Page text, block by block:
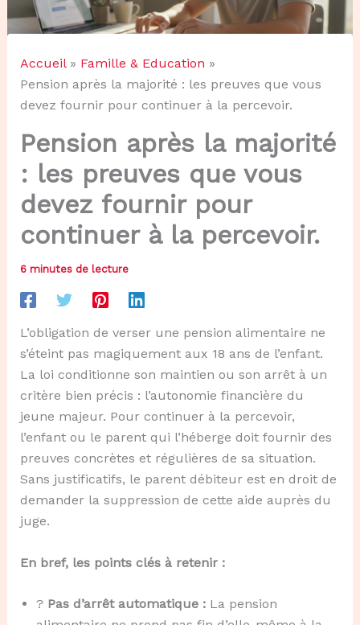
Accueil
Famille & Education
Pension après la majorité : les preuves que vous
devez fournir pour continuer à la percevoir.
Pension après la majorité
: les preuves que vous
devez fournir pour
continuer à la percevoir.
6 minutes de lecture
L’obligation de verser une pension alimentaire ne
s’éteint pas magiquement aux 18 ans de l’enfant.
La loi conditionne son maintien ou son arrêt à un
critère bien précis : l’autonomie financière du
jeune majeur. Pour continuer à la percevoir,
l’enfant ou le parent qui l’héberge doit fournir des
preuves concrètes et régulières de sa situation.
Sans justificatifs, le parent débiteur est en droit de
demander la suppression de cette aide auprès du
juge.
En bref, les points clés à retenir :
? Pas d’arrêt automatique :La pension